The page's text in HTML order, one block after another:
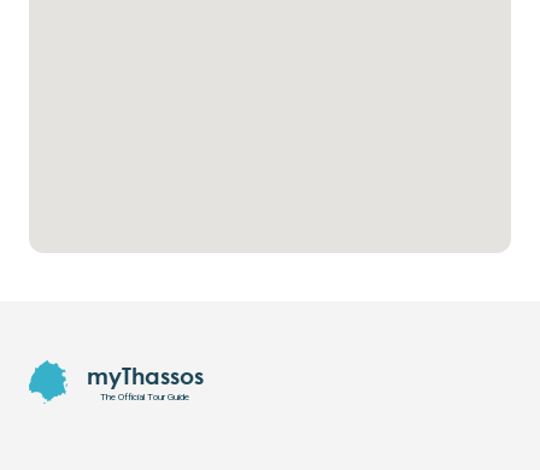
myThassos
The Official Tour Guide